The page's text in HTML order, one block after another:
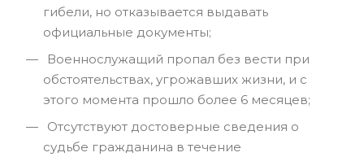
гибели, но отказывается выдавать
официальные документы;
Военнослужащий пропал без вести при
обстоятельствах, угрожавших жизни, и с
этого момента прошло более 6 месяцев;
Отсутствуют достоверные сведения о
судьбе гражданина в течение